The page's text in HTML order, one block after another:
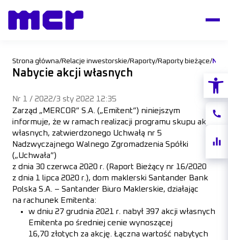
akcji
Strona główna/Relacje inwestorskie/Raporty/Raporty bieżące/
Nabycie akcji własnych
Nr 1 / 2022/3 sty 2022 12:35
Zarząd „MERCOR” S.A. („Emitent”) niniejszym
informuje, że w ramach realizacji programu skupu akcji
własnych, zatwierdzonego Uchwałą nr 5
Nadzwyczajnego Walnego Zgromadzenia Spółki
(„Uchwała”)
z dnia 30 czerwca 2020 r. (Raport Bieżący nr 16/2020
z dnia 1 lipca 2020 r.), dom maklerski Santander Bank
Polska S.A. – Santander Biuro Maklerskie, działając
na rachunek Emitenta:
w dniu 27 grudnia 2021 r. nabył 397 akcji własnych
Emitenta po średniej cenie wynoszącej
16,70 złotych za akcję. Łączna wartość nabytych